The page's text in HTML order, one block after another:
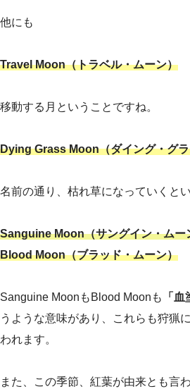
他にも
Travel Moon（トラベル・ムーン）
移動する月ということですね。
Dying Grass Moon（ダイング・グ
名前の通り、枯れ草になっていくと
Sanguine Moon（サングイン・ムー
Blood Moon（ブラッド・ムーン）
Sanguine MoonもBlood Moonも 「
うような意味があり、これらも狩猟
われます。
また、この季節、紅葉が由来とも言